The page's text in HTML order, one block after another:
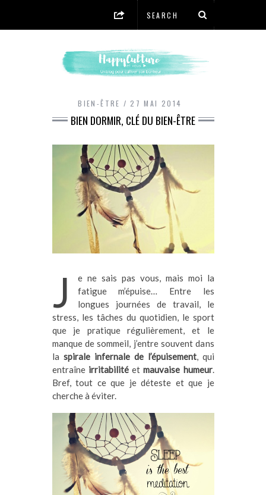
BIEN-ÊTRE 27 MAI 2014
BIEN DORMIR, CLÉ DU BIEN-ÊTRE
J
e ne sais pas vous, mais moi la
fatigue m’épuise… Entre les
longues journées de travail, le
stress, les tâches du quotidien, le sport
que je pratique régulièrement, et le
manque de sommeil, j’entre souvent dans
la spirale infernale de l’épuisement, qui
entraîne irritabilitéetmauvaise humeur.
Bref, tout ce que je déteste et que je
cherche à éviter.